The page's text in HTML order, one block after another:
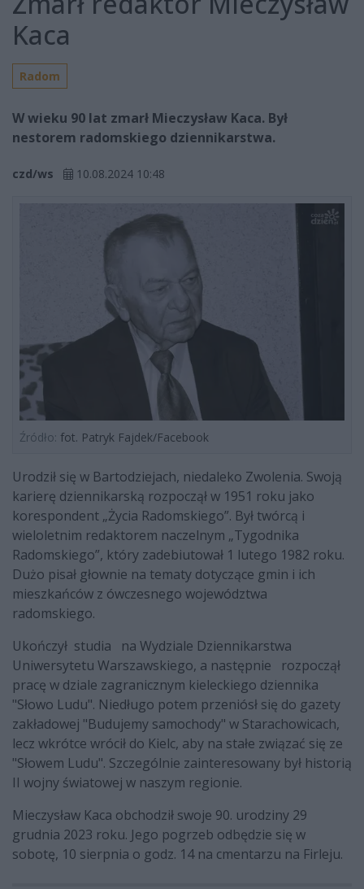
Kaca
Radom
W wieku 90 lat zmarł Mieczysław Kaca. Był
nestorem radomskiego dziennikarstwa.
czd/ws 10.08.2024 10:48
Źródło: fot. Patryk Fajdek/Facebook
Urodził się w Bartodziejach, niedaleko Zwolenia. Swoją
karierę dziennikarską rozpoczął w 1951 roku jako
korespondent „Życia Radomskiego”. Był twórcą i
wieloletnim redaktorem naczelnym „Tygodnika
Radomskiego”, który zadebiutował 1 lutego 1982 roku.
Dużo pisał głownie na tematy dotyczące gmin i ich
mieszkańców z ówczesnego województwa
radomskiego.
Ukończył studia na Wydziale Dziennikarstwa
Uniwersytetu Warszawskiego, a następnie rozpoczął
pracę w dziale zagranicznym kieleckiego dziennika
"Słowo Ludu". Niedługo potem przeniósł się do gazety
zakładowej "Budujemy samochody" w Starachowicach,
lecz wkrótce wrócił do Kielc, aby na stałe związać się ze
"Słowem Ludu". Szczególnie zainteresowany był historią
II wojny światowej w naszym regionie.
Mieczysław Kaca obchodził swoje 90. urodziny 29
grudnia 2023 roku. Jego pogrzeb odbędzie się w
sobotę, 10 sierpnia o godz. 14 na cmentarzu na Firleju.